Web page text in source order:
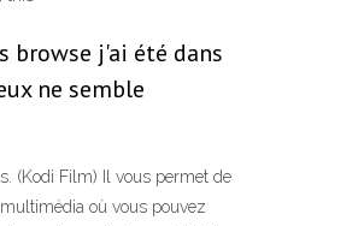
browse j'ai été dans
ne semble
(Kodi Film) Il vous permet de
où vous pouvez